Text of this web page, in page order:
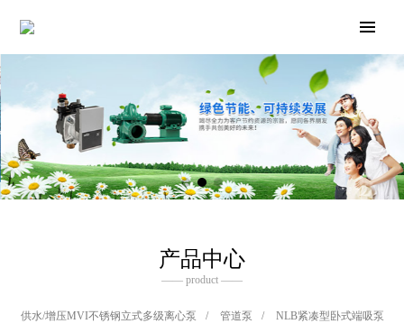
产品中心
—— product ——
供水/增压MVI不锈钢立式多级离心泵 / 管道泵 /
NLB紧凑型卧式端吸泵